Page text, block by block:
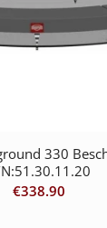
330
€338.90